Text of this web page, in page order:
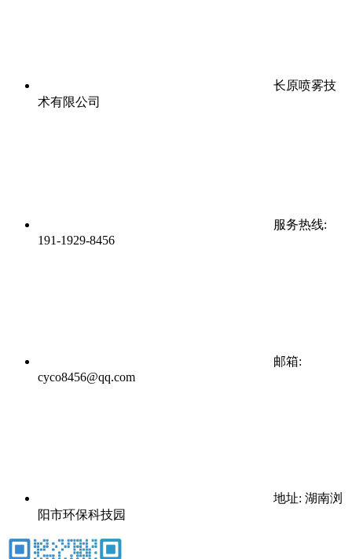
长原喷雾技
术有限公司
服务热线:
191-1929-8456
邮箱:
cyco8456@qq.com
地址: 湖南浏
阳市环保科技园